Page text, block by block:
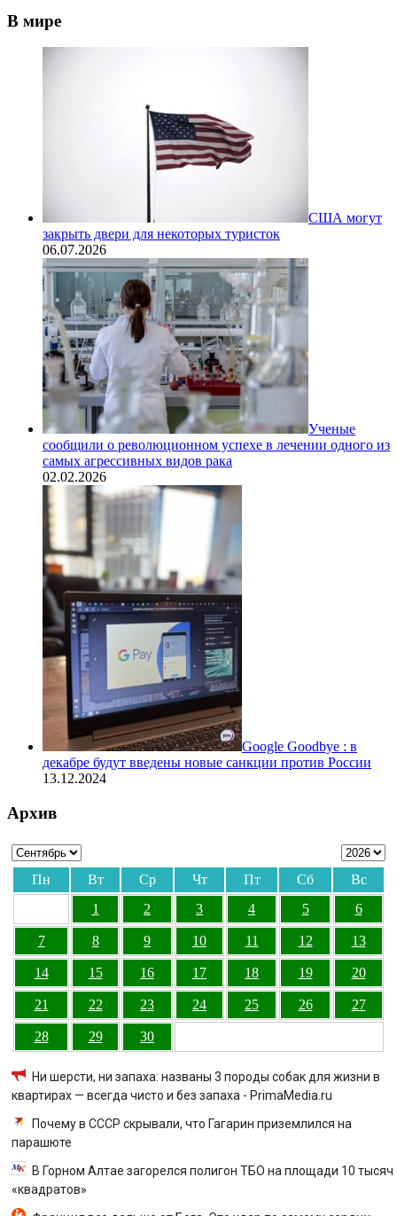
В мире
США могут
закрыть двери для некоторых туристок
06.07.2026
Ученые
сообщили о революционном успехе в лечении одного из
самых агрессивных видов рака
02.02.2026
Google Goodbye : в
декабре будут введены новые санкции против России
13.12.2024
Архив
Пн Вт Ср Чт Пт Сб
Вс
1
2 3 4 5 6
7 8 9 10 11 12 13
14 15 16 17 18 19 20
21 22 23 24 25 26 27
28 29 30
Ни шерсти, ни запаха: названы 3 породы собак для жизни в
квартирах — всегда чисто и без запаха - PrimaMedia.ru
Почему в СССР скрывали, что Гагарин приземлился на
парашюте
В Горном Алтае загорелся полигон ТБО на площади 10 тысяч
«квадратов»